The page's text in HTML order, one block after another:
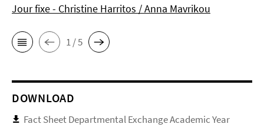
Jour fixe - Christine Harritos / Anna Mavrikou
1 / 5
DOWNLOAD
Fact Sheet Departmental Exchange Academic Year